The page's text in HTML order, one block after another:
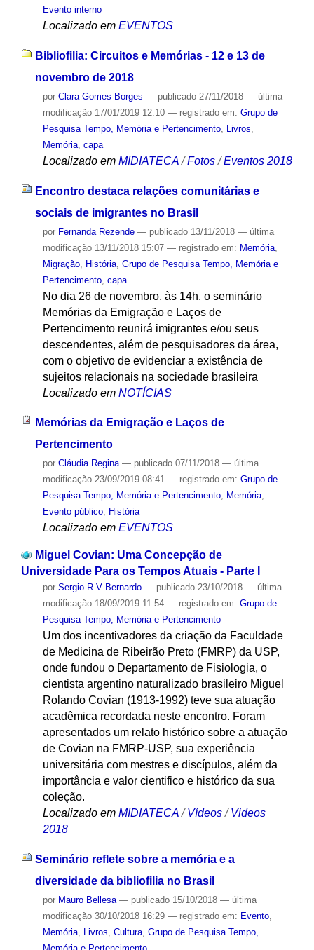
Evento interno
Localizado em EVENTOS
Bibliofilia: Circuitos e Memórias - 12 e 13 de
novembro de 2018
por Clara Gomes Borges — publicado27/11/2018 — última
modificação17/01/2019 12:10 — registrado em: Grupo de
Pesquisa Tempo, Memória e Pertencimento, Livros,
Memória, capa
Localizado em MIDIATECA /Fotos /Eventos 2018
Encontro destaca relações comunitárias e
sociais de imigrantes no Brasil
por Fernanda Rezende — publicado13/11/2018 — última
modificação13/11/2018 15:07 — registrado em: Memória,
Migração, História, Grupo de Pesquisa Tempo, Memória e
Pertencimento, capa
No dia 26 de novembro, às 14h, o seminário
Memórias da Emigração e Laços de
Pertencimento reunirá imigrantes e/ou seus
descendentes, além de pesquisadores da área,
com o objetivo de evidenciar a existência de
sujeitos relacionais na sociedade brasileira
Localizado em NOTÍCIAS
Memórias da Emigração e Laços de
Pertencimento
por Cláudia Regina — publicado07/11/2018 — última
modificação23/09/2019 08:41 — registrado em: Grupo de
Pesquisa Tempo, Memória e Pertencimento, Memória,
Evento público, História
Localizado em EVENTOS
Miguel Covian: Uma Concepção de
Universidade Para os Tempos Atuais - Parte I
por Sergio R V Bernardo — publicado23/10/2018 — última
modificação18/09/2019 11:54 — registrado em: Grupo de
Pesquisa Tempo, Memória e Pertencimento
Um dos incentivadores da criação da Faculdade
de Medicina de Ribeirão Preto (FMRP) da USP,
onde fundou o Departamento de Fisiologia, o
cientista argentino naturalizado brasileiro Miguel
Rolando Covian (1913-1992) teve sua atuação
acadêmica recordada neste encontro. Foram
apresentados um relato histórico sobre a atuação
de Covian na FMRP-USP, sua experiência
universitária com mestres e discípulos, além da
importância e valor cientifico e histórico da sua
coleção.
Localizado em MIDIATECA /Vídeos /Videos
2018
Seminário reflete sobre a memória e a
diversidade da bibliofilia no Brasil
por Mauro Bellesa — publicado15/10/2018 — última
modificação30/10/2018 16:29 — registrado em: Evento,
Memória, Livros Cultura, Grupo de Pesquisa Tempo,